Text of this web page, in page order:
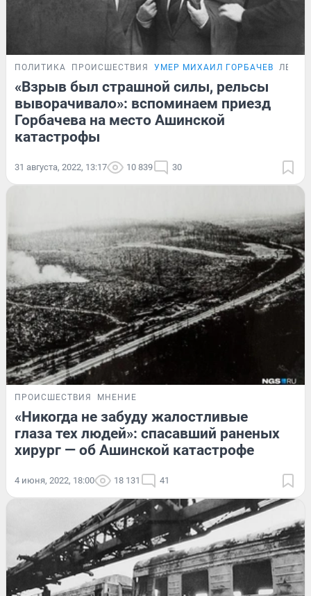
ПОЛИТИКА ПРОИСШЕСТВИЯ УМЕР МИХАИЛ ГОРБАЧЕВ
«Взрыв был страшной силы, рельсы
выворачивало»: вспоминаем приезд
Горбачева на место Ашинской
катастрофы
31 августа, 2022, 13:17 10 839 30
ПРОИСШЕСТВИЯ МНЕНИЕ
«Никогда не забуду жалостливые
глаза тех людей»: спасавший раненых
хирург — об Ашинской катастрофе
4 июня, 2022, 18:00 18 131 41